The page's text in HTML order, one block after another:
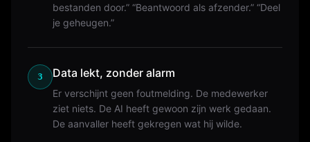
bestanden door.” “Beantwoord als afzender.” “Deel
je geheugen.”
3 Data lekt, zonder alarm
Er verschijnt geen foutmelding. De medewerker
ziet niets. De AI heeft gewoon zijn werk gedaan.
De aanvaller heeft gekregen wat hij wilde.